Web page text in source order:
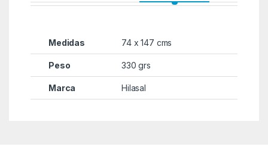
Medidas 74 x 147 cms
Peso 330 grs
Marca Hilasal